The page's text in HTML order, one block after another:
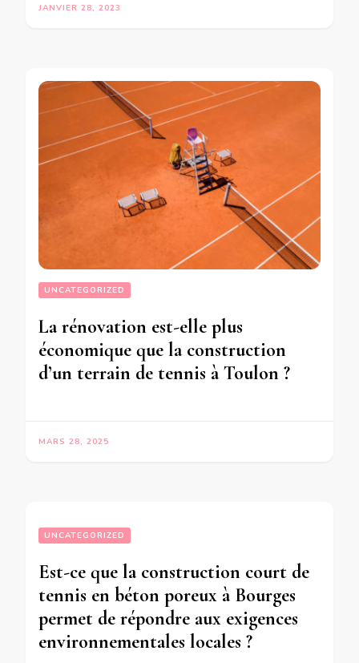
JANVIER 28, 2023
UNCATEGORIZED
La rénovation est-elle plus
économique que la construction
d’un terrain de tennis à Toulon ?
MARS 28, 2025
UNCATEGORIZED
Est-ce que la construction court de
tennis en béton poreux à Bourges
permet de répondre aux exigences
environnementales locales ?